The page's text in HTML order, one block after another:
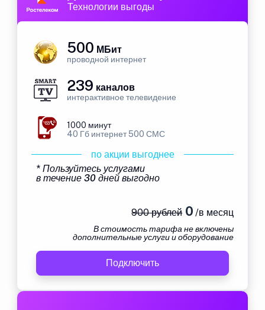
Технологии выгоды
500 МБит
проводной интернет
239 каналов
интерактивное телевидение
1000 минут
40 Гб интернет 500 СМС
по акции выгоднее
* Пользуйтесь услугами
в течение 30 дней выгодно
900 рублей0 /в месяц
В стоимость тарифа не включены
дополнительные услуги и оборудование
Подключить